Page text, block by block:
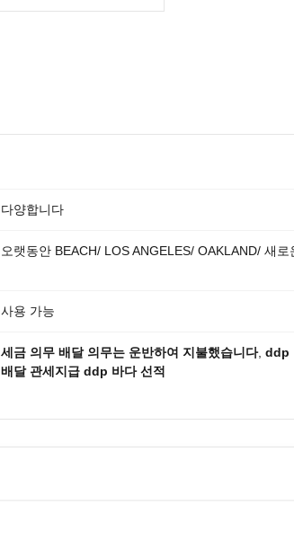
다양합니다
오랫동안 BEACH/ LOS ANGELES/ OAKLAND/ 새
사용 가능
세금 의무 배달 의무는 운반하여 지불했습니다, ddp
배달 관세지급 ddp 바다 선적